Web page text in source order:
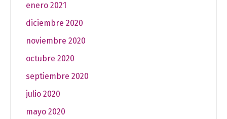
enero 2021
diciembre 2020
noviembre 2020
octubre 2020
septiembre 2020
julio 2020
mayo 2020